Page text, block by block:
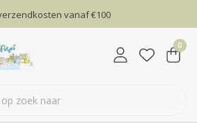
vanaf €100
0